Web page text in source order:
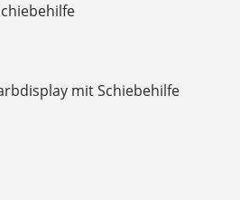
mit Schiebehilfe